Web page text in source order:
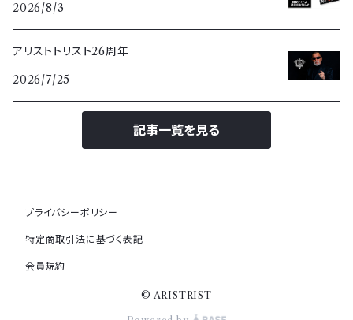
2026/8/3
アリストトリスト26周年
2026/7/25
記事一覧を見る
プライバシーポリシー
特定商取引法に基づく表記
会員規約
© ARISTRIST